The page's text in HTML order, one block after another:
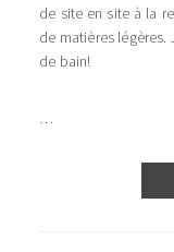
de site en site à la
de matières
de bain!
…